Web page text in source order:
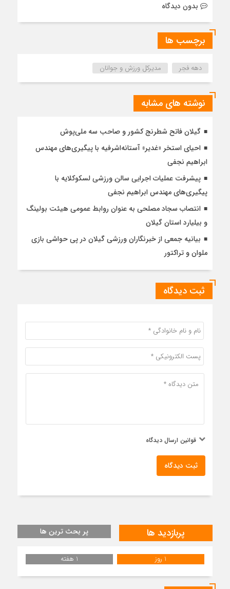
بدون دیدگاه
برچسب ها
دهه فجر مدیرکل ورزش و جوانان
نوشته های مشابه
گیلان فاتح شطرنج کشور و صاحب سه ملی‌پوش
احیای استخر «غدیر» آستانه‌اشرفیه با پیگیری‌های مهندس
ابراهیم نجفی
پیشرفت عملیات اجرایی سالن ورزشی لسکوکلایه با
پیگیری‌های مهندس ابراهیم نجفی
انتصاب سجاد مصلحی به عنوان روابط عمومی هیئت بولینگ
و بیلیارد استان گیلان
بیانیه جمعی از خبرنگاران ورزشی گیلان در پی حواشی بازی
ملوان و تراکتور
ثبت دیدگاه
قوانین ارسال دیدگاه
ثبت دیدگاه
پربازدید ها پر بحث ترین ها
1 روز 1 هفته